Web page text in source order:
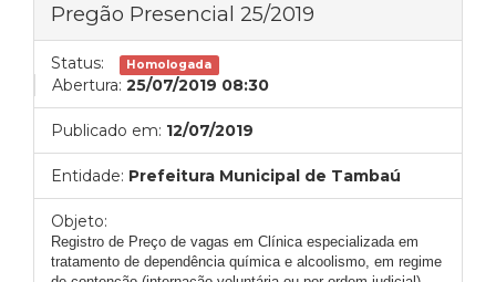
Pregão Presencial 25/2019
Status: Homologada
Abertura: 25/07/2019 08:30
Publicado em: 12/07/2019
Entidade: Prefeitura Municipal de Tambaú
Objeto:
Registro de Preço de vagas em Clínica especializada em
tratamento de dependência química e alcoolismo, em regime